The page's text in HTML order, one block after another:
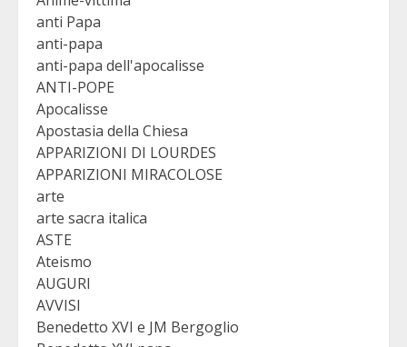
anti Papa
anti-papa
anti-papa dell'apocalisse
ANTI-POPE
Apocalisse
Apostasia della Chiesa
APPARIZIONI DI LOURDES
APPARIZIONI MIRACOLOSE
arte
arte sacra italica
ASTE
Ateismo
AUGURI
AVVISI
Benedetto XVI e JM Bergoglio